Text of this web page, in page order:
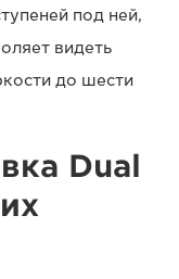
под ней,
видеть
до шести
Dual